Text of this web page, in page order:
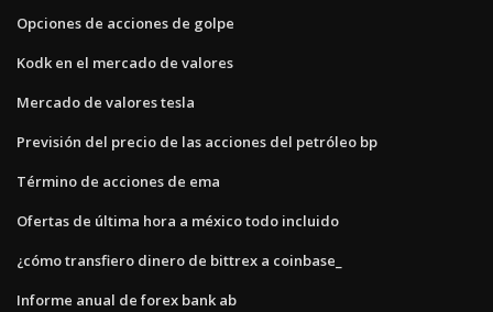
Opciones de acciones de golpe
Kodk en el mercado de valores
Mercado de valores tesla
Previsión del precio de las acciones del petróleo bp
Término de acciones de ema
Ofertas de última hora a méxico todo incluido
¿cómo transfiero dinero de bittrex a coinbase_
Informe anual de forex bank ab